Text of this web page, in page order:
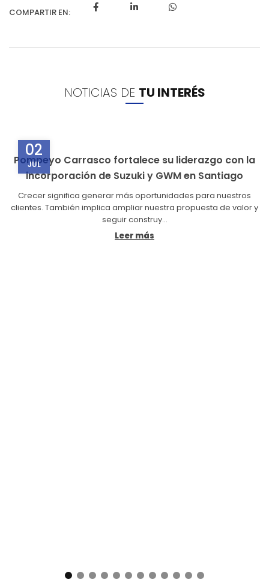
NOTICIAS DE TU INTERÉS
02
JUL
Pompeyo Carrasco fortalece su liderazgo con la
incorporación de Suzuki y GWM en Santiago
Crecer significa generar más oportunidades para nuestros
clientes. También implica ampliar nuestra propuesta de valor y
seguir construy...
Leer más